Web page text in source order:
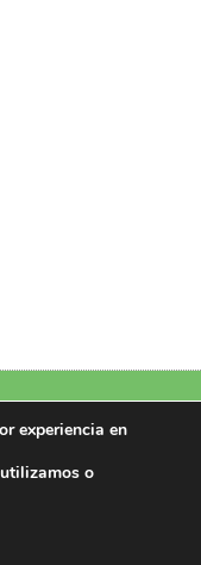
Legal|Más información
experiencia en
o